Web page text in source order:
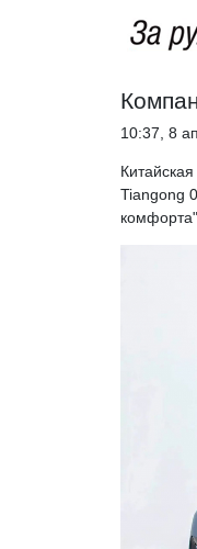
10:37, 8
Tiangong
комфорта".